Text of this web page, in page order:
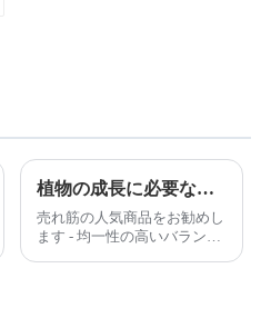
植物の成長に必要な光の波長をどのように判断しますか?
売れ筋の人気商品をお勧めし
ます - 均一性の高いバランス